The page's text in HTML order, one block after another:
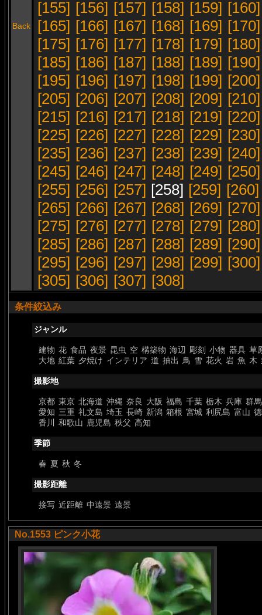
Back
[155] [156] [157] [158] [159] [160]
[165] [166] [167] [168] [169] [170]
[175] [176] [177] [178] [179] [180]
[185] [186] [187] [188] [189] [190]
[195] [196] [197] [198] [199] [200]
[205] [206] [207] [208] [209] [210]
[215] [216] [217] [218] [219] [220]
[225] [226] [227] [228] [229] [230]
[235] [236] [237] [238] [239] [240]
[245] [246] [247] [248] [249] [250]
[255] [256] [257] [258] [259] [260]
[265] [266] [267] [268] [269] [270]
[275] [276] [277] [278] [279] [280]
[285] [286] [287] [288] [289] [290]
[295] [296] [297] [298] [299] [300]
[305] [306] [307] [308]
条件絞込み
ジャンル
建物 花 食品 夜景 昆虫 空 構築物 海辺 彫刻 小物 器具 草
大地 紅葉 夕焼け インテリア 道 抽出 鳥 雪 花火 岩 魚 木
撮影地
京都 東京 北海道 沖縄 奈良 大阪 福島 千葉 栃木 兵庫 群馬
愛知 三重 礼文島 埼玉 長崎 新潟 箱根 宮城 利尻島 富山
香川
和歌山 鹿児島 秩父 高知
季節
春 夏 秋 冬
撮影距離
接写 近距離 中遠景 遠景
No.1553 ピンク小花